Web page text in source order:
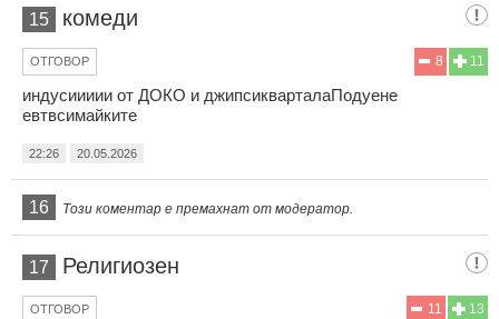
15 комеди
11
8
ОТГОВОР
индусиииии от ДОКО и джипсикварталаПодуене
евтвсимайките
22:26 20.05.2026
16 Този коментар е премахнат от модератор.
17 Религиозен
13
11
ОТГОВОР